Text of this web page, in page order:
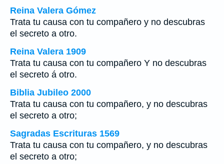
Reina Valera Gómez
Trata tu causa con tu compañero y no descubras
el secreto a otro.
Reina Valera 1909
Trata tu causa con tu compañero Y no descubras
el secreto á otro.
Biblia Jubileo 2000
Trata tu causa con tu compañero, y no descubras
el secreto a otro;
Sagradas Escrituras 1569
Trata tu causa con tu compañero, y no descubras
el secreto a otro;